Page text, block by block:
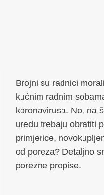
Brojni su radnici
kućnim radnim
koronavirusa. No, na
uredu trebaju obratiti
primjerice,
od poreza? Detaljno
porezne propise.